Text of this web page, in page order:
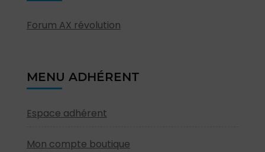
Forum AX révolution
MENU ADHÉRENT
Espace adhérent
Mon compte boutique